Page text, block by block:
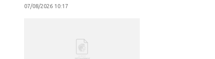
07/08/2026 10:17